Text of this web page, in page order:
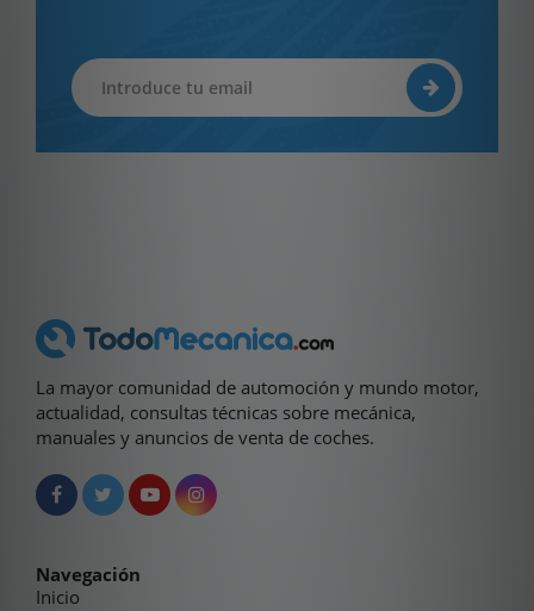
La mayor comunidad de automoción y mundo motor,
actualidad, consultas técnicas sobre mecánica,
manuales y anuncios de venta de coches.
Navegación
Inicio